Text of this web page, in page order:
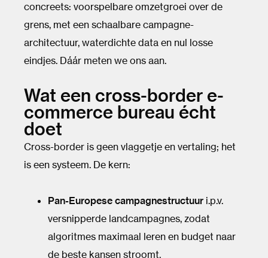
concreets: voorspelbare omzetgroei over de
grens, met een schaalbare campagne-
architectuur, waterdichte data en nul losse
eindjes. Dáár meten we ons aan.
Wat een cross-border e-
commerce bureau écht
doet
Cross-border is geen vlaggetje en vertaling; het
is een systeem. De kern:
Pan-Europese campagnestructuur i.p.v.
versnipperde landcampagnes, zodat
algoritmes maximaal leren en budget naar
de beste kansen stroomt.